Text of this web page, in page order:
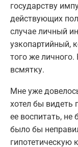
государству
действующих
случае личный
узкопартийный,
того же личного.
всмятку.
Мне уже
хотел бы видеть
ее воспитать, не
было бы
гипотетическую